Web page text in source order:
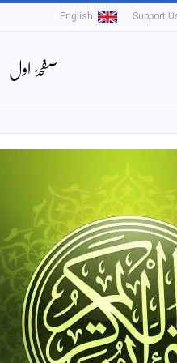
Support
English
صفحۂ اول